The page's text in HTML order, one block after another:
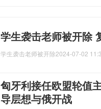
学生袭击老师被开除
学生袭击老师被开除2024-07-02
匈牙利接任欧盟轮值
导层想与俄开战